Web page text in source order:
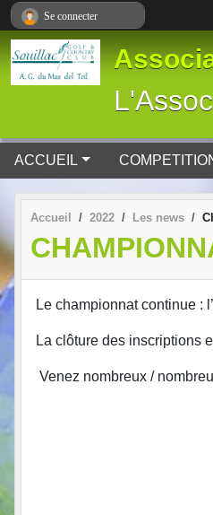
ACCUEIL
Accueil 2022 Les news
Le championnat continue :
La clôture des inscriptions
Venez nombreux /
Se connecter
Panneau de gestion des cookies